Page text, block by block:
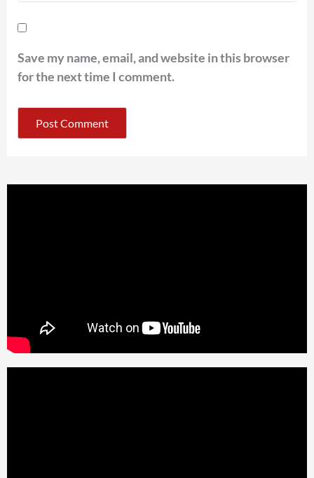
Save my name, email, and website in this browser
for the next time I comment.